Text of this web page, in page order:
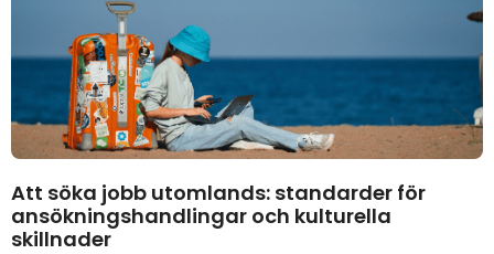
Att söka jobb utomlands: standarder för
ansökningshandlingar och kulturella
skillnader